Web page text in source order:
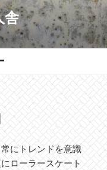
舎
にトレンドを意識
ローラースケート